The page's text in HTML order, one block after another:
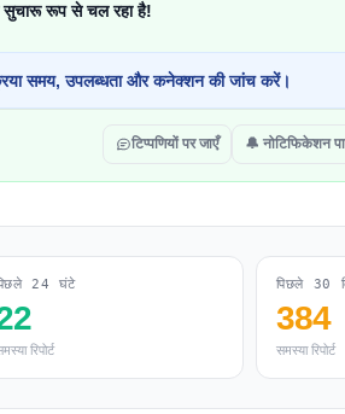
रूप से चल रहा है!
समय, उपलब्धता और कनेक्शन की जांच करें।
टिप्पणियों पर जाएँ 🔔 नोटिफिकेशन
24 घंटे
रिपोर्ट
पिछले 30
384
समस्या रिपोर्ट